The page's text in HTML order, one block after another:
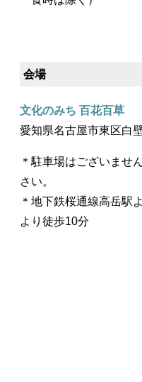
会場
文化のみち 百花百草
愛知県名古屋市東区白
＊駐車場はございませ
さい。
＊地下鉄桜通線高岳駅
より徒歩10分